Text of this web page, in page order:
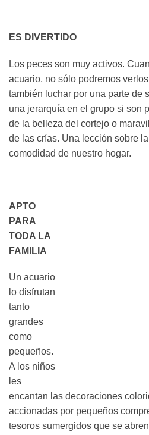
ES DIVERTIDO
Los peces son muy activos.
acuario, no sólo podremos
también luchar por una parte de
una jerarquía en el grupo si son
de la belleza del cortejo o
de las crías. Una lección sobre
comodidad de nuestro hogar.
APTO
PARA
TODA LA
FAMILIA
Un acuario
lo disfrutan
tanto
grandes
como
pequeños.
A los niños
les
encantan las decoraciones
accionadas por pequeños
tesoros sumergidos que se